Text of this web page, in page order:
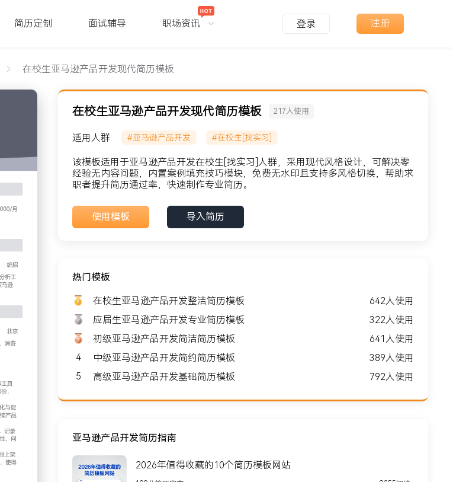
简历定制 面试辅导 职场资讯 登录 注册
在校生亚马逊产品开发现代简历模板
规
应
在校生亚马逊产品开发现代简历模板 217人使用
适用人群: #亚马逊产品开发 #在校生[找实习]
该模板适用于亚马逊产品开发在校生[找实习]人群，采用现代风格设计，可解决零
经验无内容问题，内置案例填充技巧模块，免费无水印且支持多风格切换，帮助求
职者提升简历通过率，快速制作专业简历。
使用模板 导入简历
热门模板
在校生亚马逊产品开发整洁简历模板
642人使用
应届生亚马逊产品开发专业简历模板
322人使用
初级亚马逊产品开发简洁简历模板
641人使用
4
中级亚马逊产品开发简约简历模板
389人使用
5
高级亚马逊产品开发基础简历模板 792人使用
亚马逊产品开发简历指南
2026年值得收藏的10个简历模板网站